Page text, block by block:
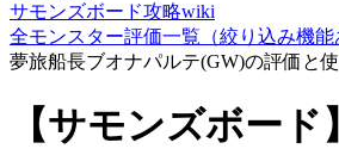
サモンズボード攻略wiki
全モンスター評価一覧（絞り込み機能
夢旅船長ブオナパルテ(GW)の評価と
【サモンズボー